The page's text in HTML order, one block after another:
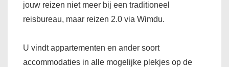
jouw reizen niet meer bij een traditioneel
reisbureau, maar reizen 2.0 via Wimdu.
U vindt appartementen en ander soort
accommodaties in alle mogelijke plekjes op de